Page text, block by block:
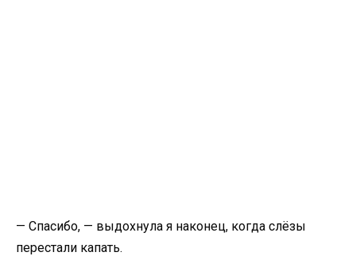
— Спасибо, — выдохнула я наконец, когда слёзы
перестали капать.